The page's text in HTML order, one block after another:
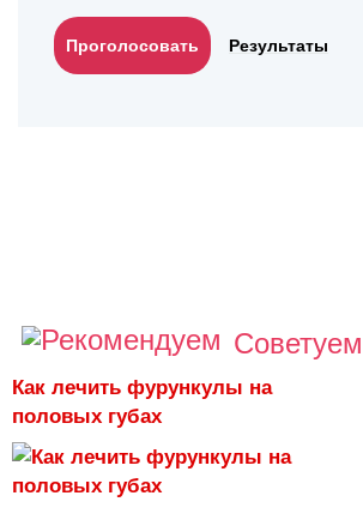
Результаты
Как лечить фурункулы на
половых губах